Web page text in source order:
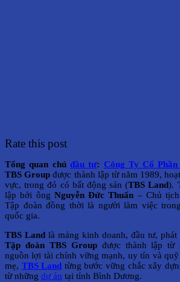
Rate this post
Tổng quan chủ đầu tư: Công Ty Cổ
TBS Group được thành lập từ năm 1989,
vực, trong đó có bất động sản (TBS Land).
lập bởi ông Nguyễn Đức Thuấn – Chủ
Tập đoàn đồng thời là người làm việc
quốc gia.
TBS Land là mảng kinh doanh, đầu tư, phát
Tập đoàn TBS Groupđược thành lập từ
nguồn lợi tài chính vững mạnh, uy tín và
mẹ, TBS Land từng bước vững chắc xây
từ những dự án tại tỉnh Bình Dương.